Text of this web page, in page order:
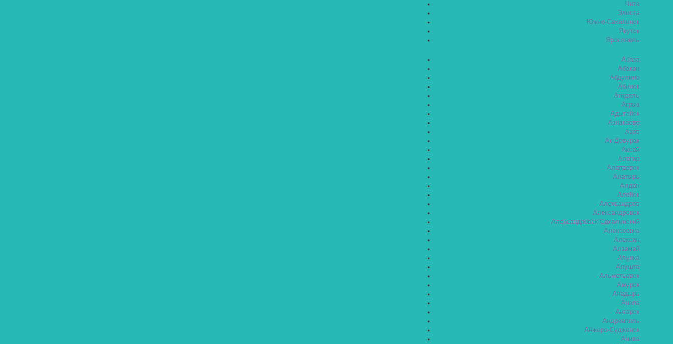
Чита
Элиста
Южно-Сахалинск
Якутск
Ярославль
Абаза
Абакан
Абдулино
Абинск
Агидель
Агрыз
Адыгейск
Азнакаево
Азов
Ак-Довурак
Аксай
Алагир
Алапаевск
Алатырь
Алдан
Алейск
Александров
Александровск
Александровск-Сахалинский
Алексеевка
Алексин
Алзамай
Алупка
Алушта
Альметьевск
Амурск
Анадырь
Анапа
Ангарск
Андреаполь
Анжеро-Судженск
Анива